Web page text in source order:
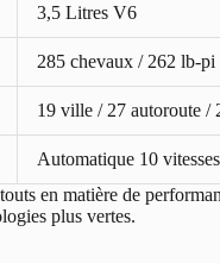
3,5 Litres V6
285 chevaux / 262 lb-pi
19 ville / 27 autoroute /
Automatique 10 vitesses
en matière de
plus vertes.